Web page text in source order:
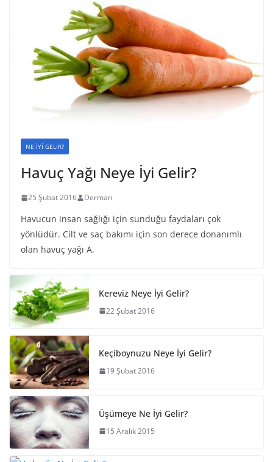
NE İYİ GELİR?
Havuç Yağı Neye İyi Gelir?
25 Şubat 2016 Derman
Havucun insan sağlığı için sunduğu faydaları çok
yönlüdür. Cilt ve saç bakımı için son derece donanımlı
olan havuç yağı A,
Kereviz Neye İyi Gelir?
22 Şubat 2016
Keçiboynuzu Neye İyi Gelir?
19 Şubat 2016
Üşümeye Ne İyi Gelir?
15 Aralık 2015